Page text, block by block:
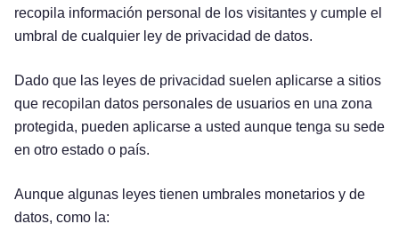
recopila información personal de los visitantes y cumple el
umbral de cualquier ley de privacidad de datos.
Dado que las leyes de privacidad suelen aplicarse a sitios
que recopilan datos personales de usuarios en una zona
protegida, pueden aplicarse a usted aunque tenga su sede
en otro estado o país.
Aunque algunas leyes tienen umbrales monetarios y de
datos, como la: